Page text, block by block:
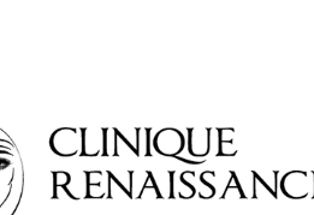
Naviguez